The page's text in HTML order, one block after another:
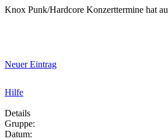
Knox Punk/Hardcore Konzerttermine hat
Neuer Eintrag
Hilfe
Details
Gruppe:
Datum: